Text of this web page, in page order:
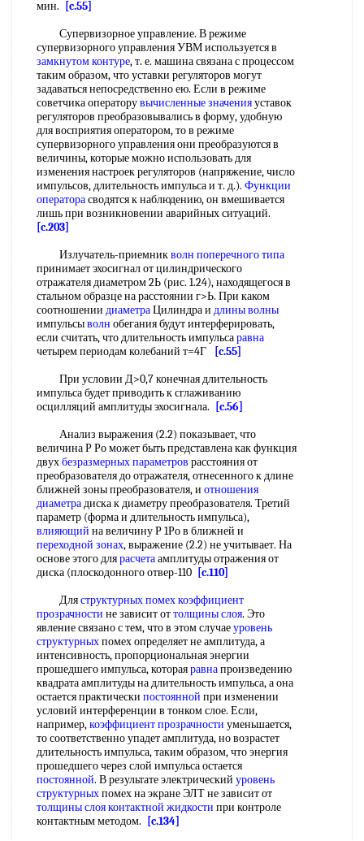
мин.
[c.55]
Супервизорное управление. В режиме
супервизорного управления УВМ используется в
замкнутом контуре, т. е. машина связана с процессом
таким образом, что уставки регуляторов могут
задаваться непосредственно ею. Если в режиме
советчика операторувычисленные значенияуставок
регуляторов преобразовывались в форму, удобную
для восприятия оператором, то в режиме
супервизорного управления они преобразуются в
величины, которые можно использовать для
изменения настроек регуляторов (напряжение, число
импульсов, длительность импульса и т. д.). Функции
операторасводятся к наблюдению, он вмешивается
лишь при возникновении аварийных ситуаций.
[c.203]
Излучатель-приемникволн поперечноготипа
принимает эхосигнал от цилиндрического
отражателя диаметром 2Ь (рис. 1.24), находящегося в
стальном образце на расстоянии г>Ь. При каком
соотношении диаметраЦилиндра и длины волны
импульсыволн обегания будут интерферировать,
если считать, что длительность импульсаравна
четырем периодам колебаний т=4Г
[c.55]
При условии Д>0,7 конечная длительность
импульса будет приводить к сглаживанию
осцилляций амплитуды эхосигнала.
[c.56]
Анализ выражения (2.2) показывает, что
величина Р Ро может быть представлена как функция
двухбезразмерных параметров расстояния от
преобразователя до отражателя, отнесенного к длине
ближней зоны преобразователя, и отношения
диаметрадиска к диаметру преобразователя. Третий
параметр (форма и длительность импульса),
влияющий на величину Р 1Ро в ближней и
переходной зонах, выражение (2.2) не учитывает. На
основе этого длярасчетаамплитуды отражения от
диска (плоскодонного отвер-110 [c.110]
Дляструктурных помехкоэффициент
прозрачности не зависит оттолщины слоя. Это
явление связано с тем, что в этом случаеуровень
структурныхпомех определяет не амплитуда, а
интенсивность, пропорциональная энергии
прошедшего импульса, котораяравнапроизведению
квадрата амплитуды на длительность импульса, а она
остается практически постоянной при изменении
условий интерференции в тонком слое. Если,
например,коэффициент прозрачности уменьшается,
то соответственно упадет амплитуда, но возрастет
длительность импульса, таким образом, что энергия
прошедшего через слой импульса остается
постоянной. В результате электрический уровень
структурныхпомех на экране ЭЛТ не зависит от
толщины слояконтактной жидкости при контроле
контактным методом.
[c.134]